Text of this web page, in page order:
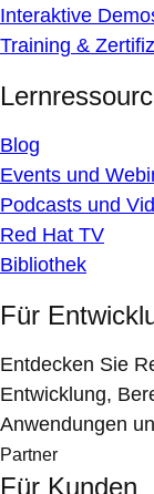
Interaktive
Training &
Blog
Events und
Podcasts und
Red Hat TV
Bibliothek
Für
Entdecken Sie
Entwicklung,
Anwendungen
Partner
Für Kunden